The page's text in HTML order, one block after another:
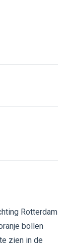
Rotterdam
bollen
zien in de